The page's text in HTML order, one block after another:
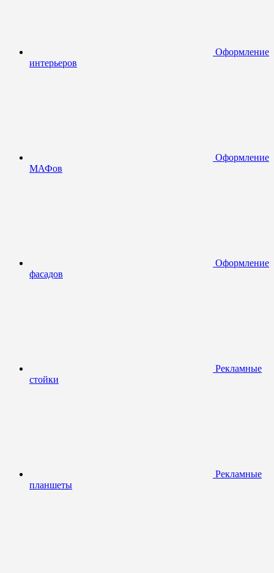
Оформление
интерьеров
Оформление
МАФов
Оформление
фасадов
Рекламные
стойки
Рекламные
планшеты